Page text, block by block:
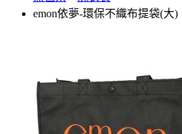
emon依夢-環保不織布提袋(大)